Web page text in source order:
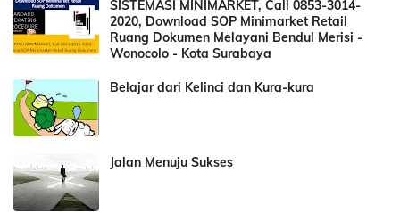
SISTEMASI MINIMARKET, Call 0853-3014-
2020, Download SOP Minimarket Retail
Ruang Dokumen Melayani Bendul Merisi -
Wonocolo - Kota Surabaya
Belajar dari Kelinci dan Kura-kura
Jalan Menuju Sukses